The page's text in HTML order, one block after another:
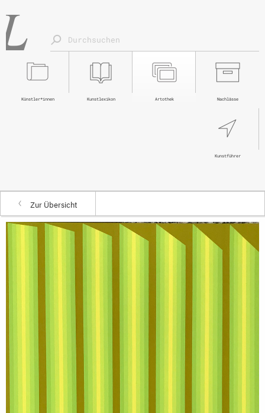
Nachlässe
Artothek
Kunstlexikon
Künstler*innen
Kunstführer
Zur Übersicht